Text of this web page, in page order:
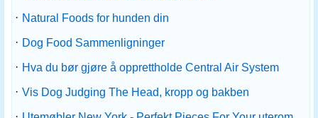
· Natural Foods for hunden din
· Dog Food Sammenligninger
· Hva du bør gjøre å opprettholde Central Air System
· Vis Dog Judging The Head, kropp og bakben